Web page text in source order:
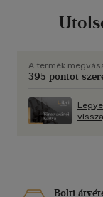
A termék
395 pontot
Bolti